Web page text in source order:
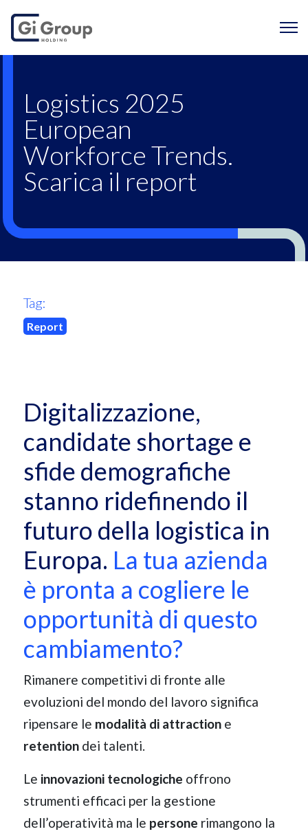
Logistics 2025
European
Workforce Trends.
Scarica il report
Tag:
Report
Digitalizzazione,
candidate shortage e
sfide demografiche
stanno ridefinendo il
futuro della logistica in
Europa. La tua azienda
è pronta a cogliere le
opportunità di questo
cambiamento?
Rimanere competitivi di fronte alle
evoluzioni del mondo del lavoro significa
ripensare le modalità di attractione
retentiondei talenti.
Le innovazioni tecnologiche offrono
strumenti efficaci per la gestione
dell’operatività ma le persone rimangono la